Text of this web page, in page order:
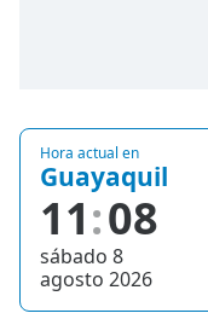
Hora actual en
Guayaquil
11 08
sábado 8
agosto 2026